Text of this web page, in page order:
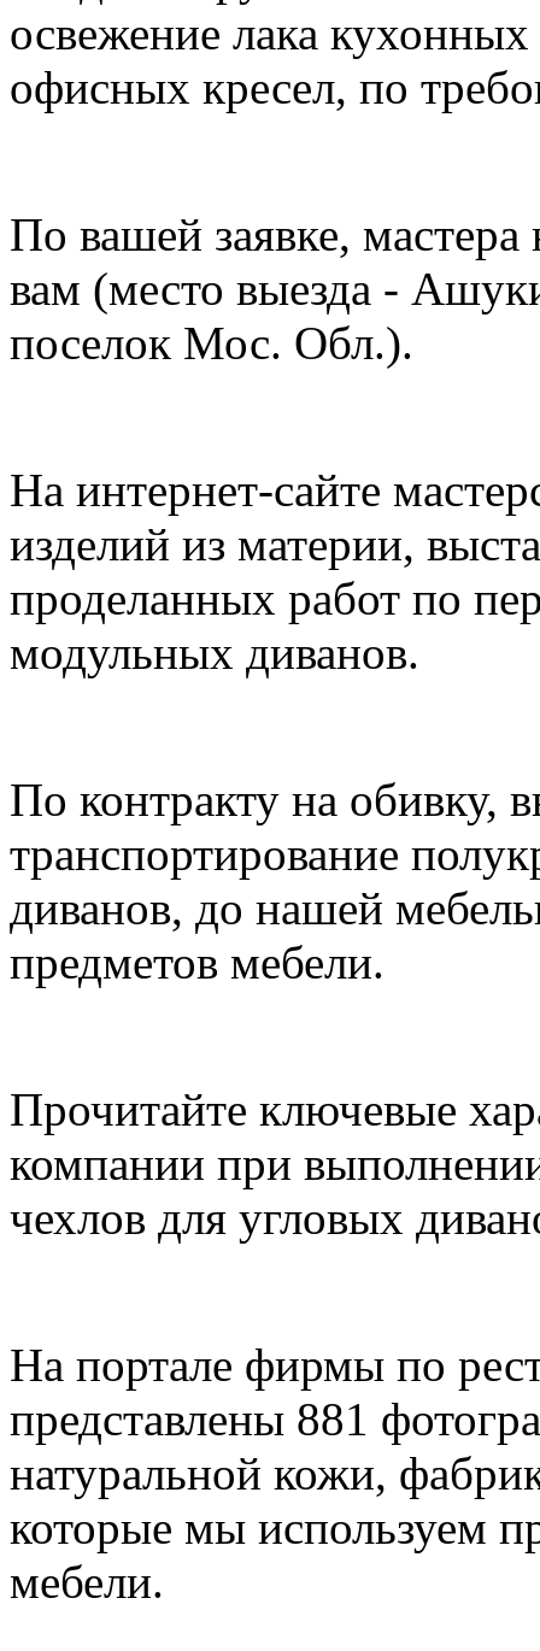
освежение лака
офисных кресел, по
По вашей заявке,
вам (место выезда -
поселок Мос. Обл.).
На интернет-сайте
изделий из материи,
проделанных работ по
модульных диванов.
По контракту на обивку,
транспортирование
диванов, до нашей
предметов мебели.
Прочитайте ключевые
компании при
чехлов для угловых
На портале фирмы по
представлены 881
натуральной кожи,
которые мы используем
мебели.